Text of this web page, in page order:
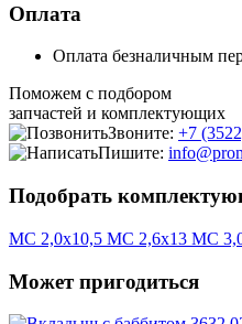
Оплата
Оплата безналичным
Поможем с подбором
запчастей и комплектующих
Звоните: +7
Пишите:
Подобрать
МС 2,0х10,5 МС 2,6х13 МС
Может пригодиться